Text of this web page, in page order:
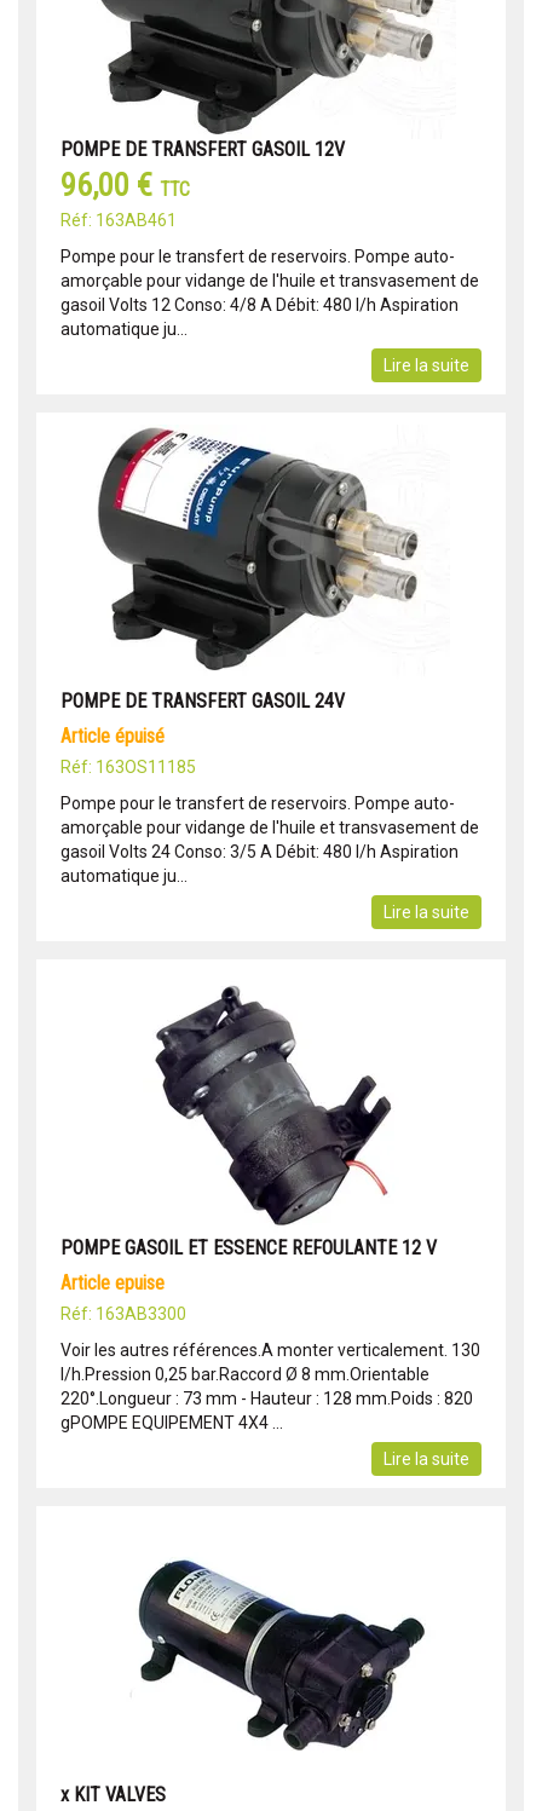
POMPE DE TRANSFERT GASOIL 12V
96,00 € TTC
Réf: 163AB461
Pompe pour le transfert de reservoirs. Pompe auto-
amorçable pour vidange de l'huile et transvasement de
gasoil Volts 12 Conso: 4/8 A Débit: 480 l/h Aspiration
automatique ju...
Lire la suite
POMPE DE TRANSFERT GASOIL 24V
article épuisé
Réf: 163OS11185
Pompe pour le transfert de reservoirs. Pompe auto-
amorçable pour vidange de l'huile et transvasement de
gasoil Volts 24 Conso: 3/5 A Débit: 480 l/h Aspiration
automatique ju...
Lire la suite
POMPE GASOIL ET ESSENCE REFOULANTE 12 V
article epuise
Réf: 163AB3300
Voir les autres références.A monter verticalement. 130
l/h.Pression 0,25 bar.Raccord Ø 8 mm.Orientable
220°.Longueur : 73 mm - Hauteur : 128 mm.Poids : 820
gPOMPE EQUIPEMENT 4X4 ...
Lire la suite
x KIT VALVES